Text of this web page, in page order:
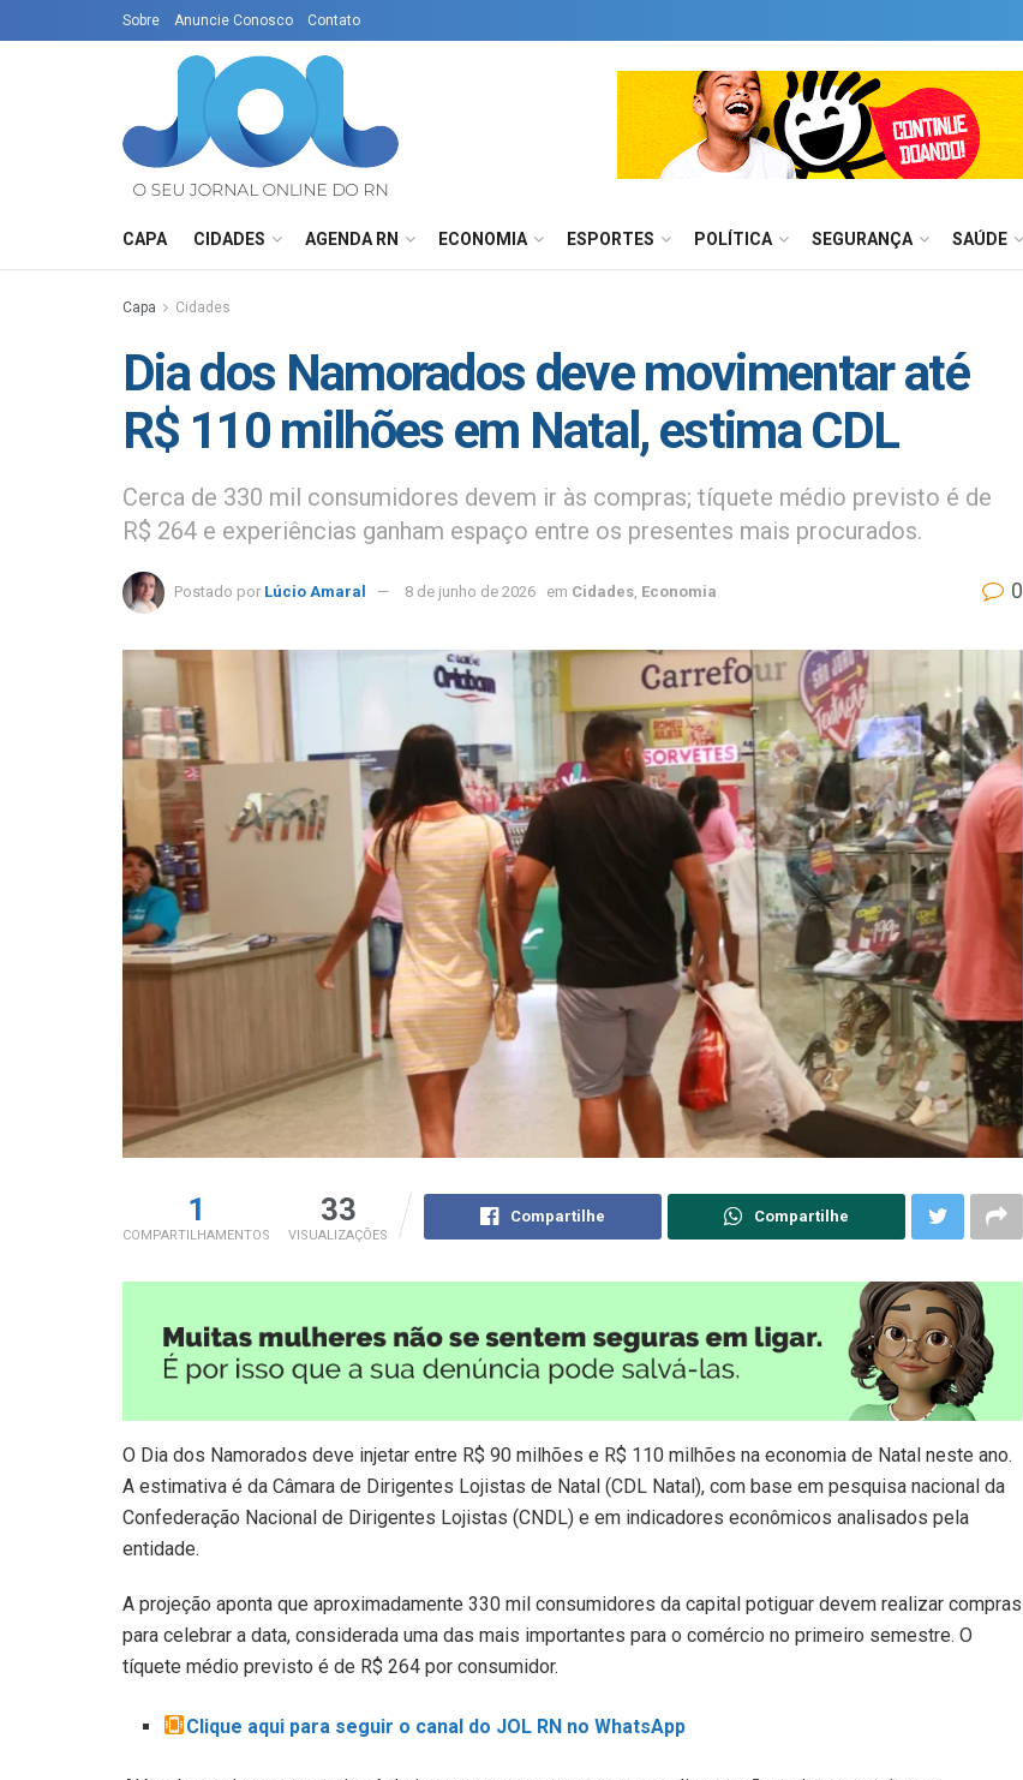
Sobre Anuncie Conosco Contato
CAPA CIDADES AGENDA RN ECONOMIA ESPORTES POLÍTICA SEGURANÇA SAÚDE
Capa Cidades
Dia dos Namorados deve movimentar até
R$ 110 milhões em Natal, estima CDL
Cerca de 330 mil consumidores devem ir às compras; tíquete médio previsto é de
R$ 264 e experiências ganham espaço entre os presentes mais procurados.
Postado por Lúcio Amaral 8 de junho de 2026 em Cidades Economia 0
1
COMPARTILHAMENTOS
33
VISUALIZAÇÕES
Compartilhe Compartilhe
O Dia dos Namorados deve injetar entre R$ 90 milhões e R$ 110 milhões na economia de Natal neste ano.
A estimativa é da Câmara de Dirigentes Lojistas de Natal (CDL Natal), com base em pesquisa nacional da
Confederação Nacional de Dirigentes Lojistas (CNDL) e em indicadores econômicos analisados pela
entidade.
A projeção aponta que aproximadamente 330 mil consumidores da capital potiguar devem realizar compras
para celebrar a data, considerada uma das mais importantes para o comércio no primeiro semestre. O
tíquete médio previsto é de R$ 264 por consumidor.
Clique aqui para seguir o canal do JOL RN no WhatsApp